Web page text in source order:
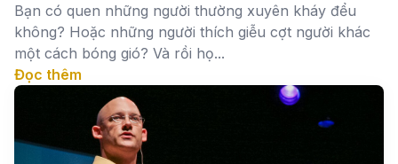
Bạn có quen những người thường xuyên kháy đểu
không? Hoặc những người thích giễu cợt người khác
một cách bóng gió? Và rồi họ...
Đọc thêm